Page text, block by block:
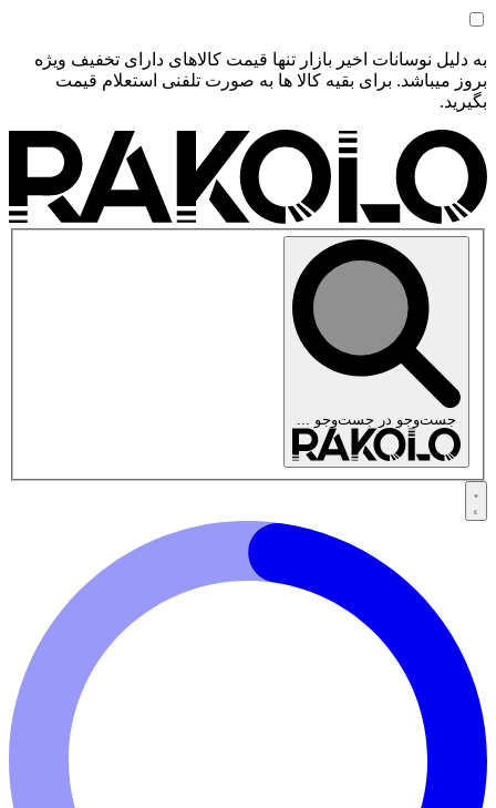
به دلیل نوسانات اخیر بازار تنها قیمت کالاهای دارای تخفیف ویژه
بروز میباشد. برای بقیه کالا ها به صورت تلفنی استعلام قیمت
بگیرید.
جست‌وجو در جست‌وجو ...